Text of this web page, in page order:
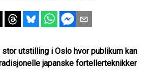
utstilling i Oslo hvor publikum kan
japanske fortellerteknikker